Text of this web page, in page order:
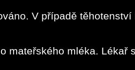
V případě
mateřského mléka.